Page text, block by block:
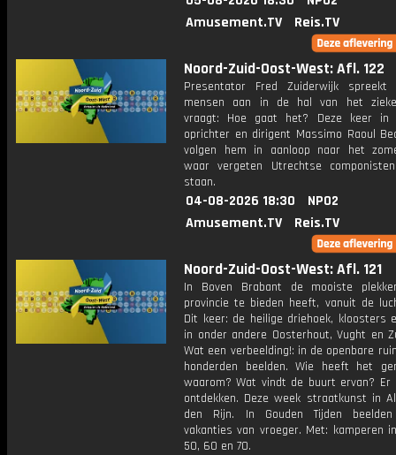
Amusement.TV
Reis.TV
Noord-Zuid-Oost-West: Afl. 122
Presentator Fred Zuiderwijk spreekt
mensen aan in de hal van het
vraagt: Hoe gaat het? Deze keer in
oprichter en dirigent Massimo Raoul
volgen hem in aanloop naar het
waar vergeten Utrechtse
staan.
04-08-2026 18:30
NPO2
Amusement.TV
Reis.TV
Noord-Zuid-Oost-West: Afl. 121
In Boven Brabant de mooiste
provincie te bieden heeft, vanuit de
Dit keer: de heilige driehoek, kloosters
in onder andere Oosterhout, Vught en
Wat een verbeelding!: in de openbare
honderden beelden. Wie heeft het
waarom? Wat vindt de buurt ervan?
ontdekken. Deze week straatkunst in
den Rijn. In Gouden Tijden
vakanties van vroeger. Met: kamperen
50, 60 en 70.